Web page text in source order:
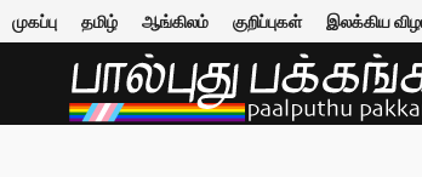
Skip
to
content
முகப்பு தமிழ் ஆங்கிலம் குறிப்புகள் இலக்கிய